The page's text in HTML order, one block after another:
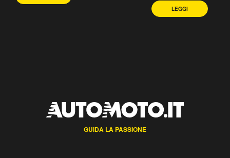
LEGGI
GUIDA LA PASSIONE